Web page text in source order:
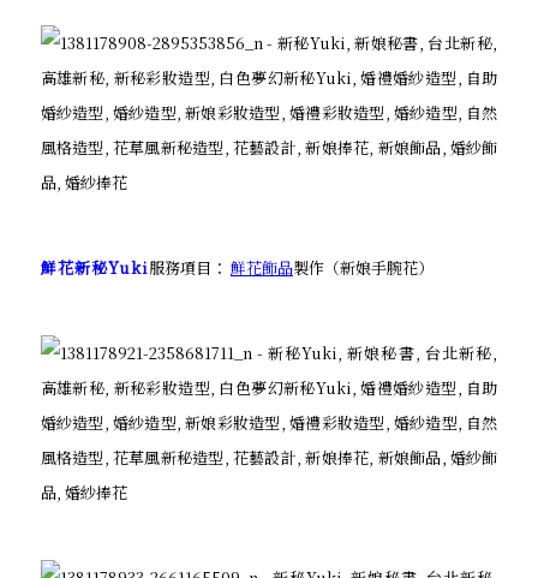
鮮花新秘Yuki服務項目： 鮮花飾品製作（新娘手腕花）